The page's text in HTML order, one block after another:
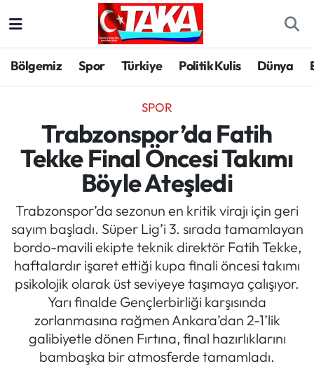
Bölgemiz Spor Türkiye Politik Kulis Dünya
SPOR
Trabzonspor’da Fatih
Tekke Final Öncesi Takımı
Böyle Ateşledi
Trabzonspor’da sezonun en kritik virajı için geri
sayım başladı. Süper Lig’i 3. sırada tamamlayan
bordo-mavili ekipte teknik direktör Fatih Tekke,
haftalardır işaret ettiği kupa finali öncesi takımı
psikolojik olarak üst seviyeye taşımaya çalışıyor.
Yarı finalde Gençlerbirliği karşısında
zorlanmasına rağmen Ankara’dan 2-1’lik
galibiyetle dönen Fırtına, final hazırlıklarını
bambaşka bir atmosferde tamamladı.
Spor
Türkiye
Kültür/Sanat
Politik Kulis
Dünya
Magazin
Mektup Galeri
Trabzon Hava Durumu
Trabzon Trafik Yoğunluk Haritası
Süper Lig Puan Durumu ve Fikstür
Tüm Manşetler
Son Dakika Haberleri
Haber Arşivi